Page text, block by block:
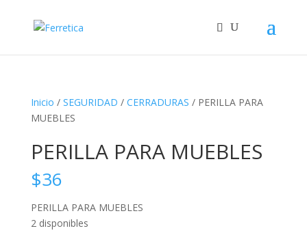
Inicio / SEGURIDAD / CERRADURAS / PERILLA PARA
MUEBLES
PERILLA PARA MUEBLES
$36
PERILLA PARA MUEBLES
2 disponibles